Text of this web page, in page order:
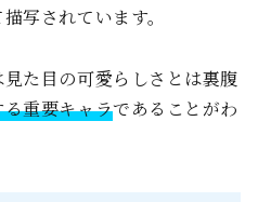
写されています。
た目の可愛らしさとは裏腹
重要キャラであることがわ